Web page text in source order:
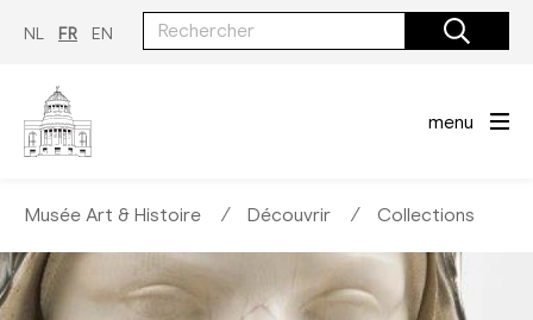
NL FR EN
menu
Musée Art & Histoire ∕ Découvrir ∕ Collections